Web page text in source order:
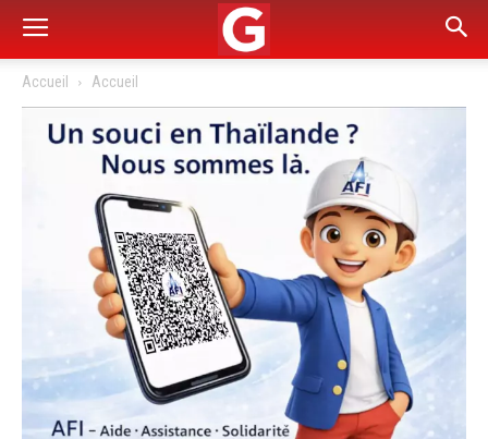
Accueil Accueil